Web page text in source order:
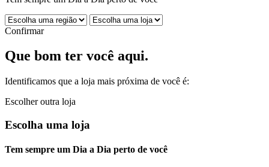
Confirmar
Que bom ter você aqui.
Identificamos que a loja mais próxima de você é:
Escolher outra loja
Escolha uma loja
Tem sempre um Dia a Dia perto de você